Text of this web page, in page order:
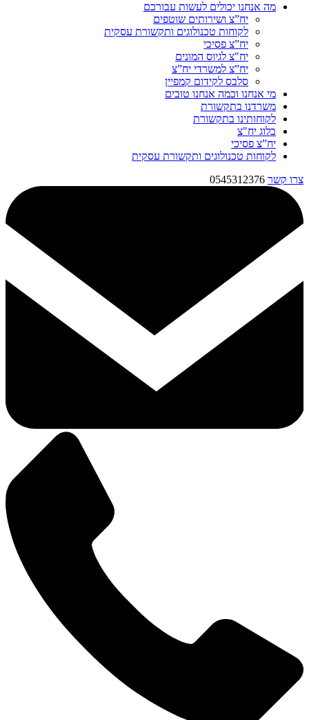
מה אנחנו יכולים לעשות עבורכם
יח”צ ושירותים שוטפים
לקוחות טכנולוגים ותקשורת עסקית
יח”צ פסיכי
יח"צ לגיוס המונים
יח”צ למשרדי יח”צ
סלבס לקידום קמפיין
מי אנחנו וכמה אנחנו טובים
משרדנו בתקשורת
לקוחותינו בתקשורת
בלוג יח"צ
יח”צ פסיכי
לקוחות טכנולוגים ותקשורת עסקית
צרו קשר 0545312376